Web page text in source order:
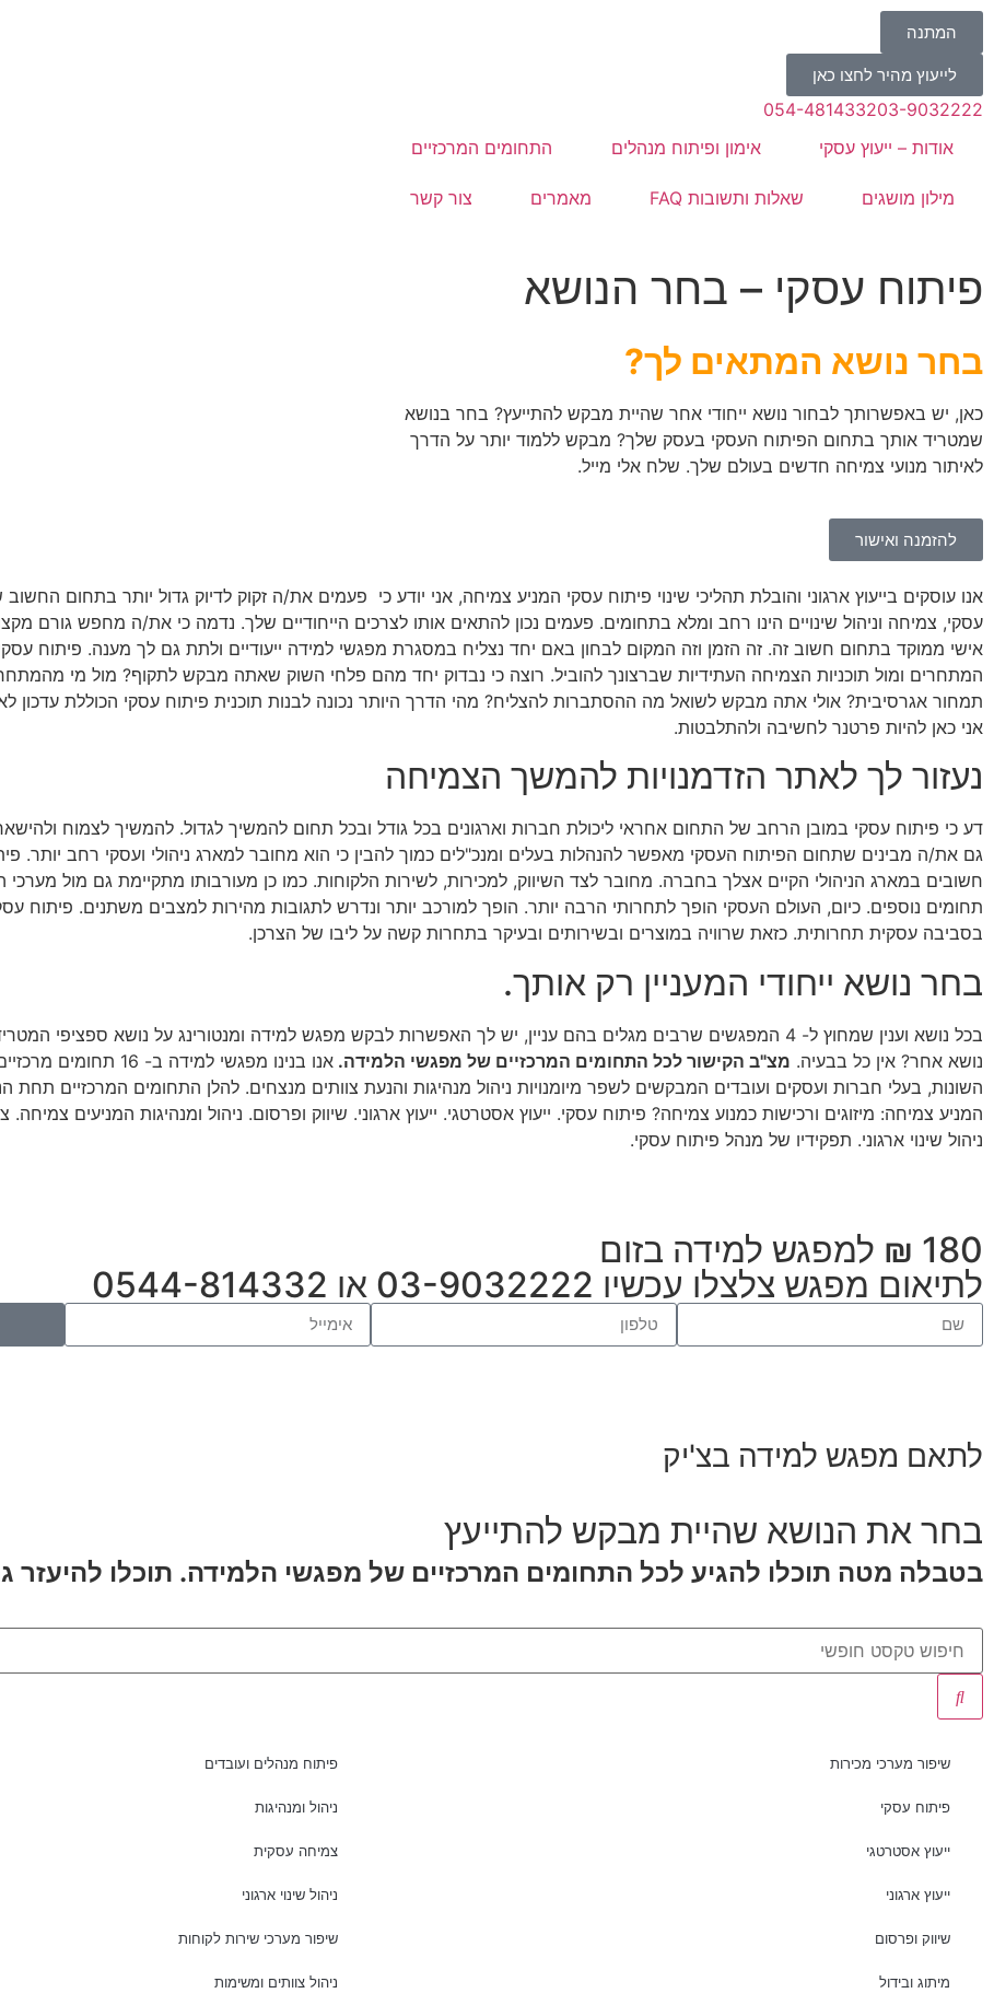
המתנה
לייעוץ מהיר לחצו כאן
03-9032222
054-4814332
אודות – ייעוץ עסקי
אימון ופיתוח מנהלים התחומים המרכזיים
מילון מושגים שאלות ותשובות FAQ מאמרים צור קשר
פיתוח עסקי – בחר הנושא
בחר נושא המתאים לך?
כאן, יש באפשרותך לבחור נושא ייחודי אחר שהיית מבקש להתייעץ? בחר בנושא
שמטריד אותך בתחום הפיתוח העסקי בעסק שלך? מבקש ללמוד יותר על הדרך
לאיתור מנועי צמיחה חדשים בעולם שלך. שלח אלי מייל.
להזמנה ואישור
אנו עוסקים בייעוץ ארגוני והובלת תהליכי שינוי פיתוח עסקי המניע צמיחה, אני יודע כי פעמים את/ה זקוק לדיוק גדול יותר בתחום
עסקי, צמיחה וניהול שינויים הינו רחב ומלא בתחומים. פעמים נכון להתאים אותו לצרכים הייחודיים שלך. נדמה כי את/ה מחפש גורם
אישי ממוקד בתחום חשוב זה. זה הזמן וזה המקום לבחון באם יחד נצליח במסגרת מפגשי למידה ייעודיים ולתת גם לך מענה. פיתוח
המתחרים ומול תוכניות הצמיחה העתידיות שברצונך להוביל. רוצה כי נבדוק יחד מהם פלחי השוק שאתה מבקש לתקוף? מול מי
תמחור אגרסיבית? אולי אתה מבקש לשואל מה ההסתברות להצליח? מהי הדרך היותר נכונה לבנות תוכנית פיתוח עסקי הכוללת עדכון
אני כאן להיות פרטנר לחשיבה ולהתלבטות.
נעזור לך לאתר הזדמנויות להמשך הצמיחה
דע כי פיתוח עסקי במובן הרחב של התחום אחראי ליכולת חברות וארגונים בכל גודל ובכל תחום להמשיך לגדול. להמשיך לצמוח ולהישאר
גם את/ה מבינים שתחום הפיתוח העסקי מאפשר להנהלות בעלים ומנכ"לים כמוך להבין כי הוא מחובר למארג ניהולי ועסקי רחב יותר.
חשובים במארג הניהולי הקיים אצלך בחברה. מחובר לצד השיווק, למכירות, לשירות הלקוחות. כמו כן מעורבותו מתקיימת גם מול מערכי
תחומים נוספים. כיום, העולם העסקי הופך לתחרותי הרבה יותר. הופך למורכב יותר ונדרש לתגובות מהירות למצבים משתנים. פיתוח
בסביבה עסקית תחרותית. כזאת שרוויה במוצרים ובשירותים ובעיקר בתחרות קשה על ליבו של הצרכן.
בחר נושא ייחודי המעניין רק אותך.
בכל נושא וענין שמחוץ ל- 4 המפגשים שרבים מגלים בהם עניין, יש לך האפשרות לבקש מפגש למידה ומנטורינג על נושא ספציפי
נושא אחר? אין כל בבעיה. מצ"ב הקישור לכל התחומים המרכזיים של מפגשי הלמידה.
אנו בנינו מפגשי למידה
השונות, בעלי חברות ועסקים ועובדים המבקשים לשפר מיומנויות ניהול מנהיגות והנעת צוותים מנצחים. להלן התחומים המרכזיים
המניע צמיחה: מיזוגים ורכישות כמנוע צמיחה? פיתוח עסקי. ייעוץ אסטרטגי. ייעוץ ארגוני. שיווק ופרסום. ניהול ומנהיגות המניעים
ניהול שינוי ארגוני. תפקידיו של מנהל פיתוח עסקי.
180 ₪ למפגש למידה בזום
לתיאום מפגש צלצלו עכשיו 03-9032222 או 0544-814332
לתאם מפגש למידה בצ'יק
בחר את הנושא שהיית מבקש להתייעץ
בטבלה מטה תוכלו להגיע לכל התחומים המרכזיים של מפגשי הלמידה. תוכלו להיעזר
שיפור מערכי מכירות
פיתוח עסקי
ייעוץ אסטרטגי
ייעוץ ארגוני
שיווק ופרסום
מיתוג ובידול
פיתוח מנהלים ועובדים
ניהול ומנהיגות
צמיחה עסקית
ניהול שינוי ארגוני
שיפור מערכי שירות לקוחות
ניהול צוותים ומשימות